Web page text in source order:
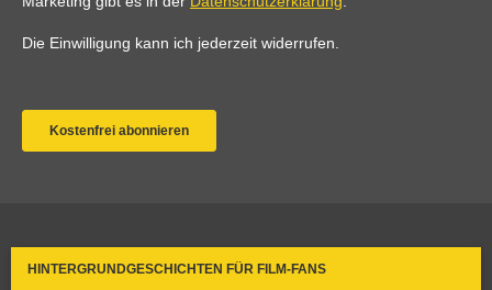
HINTERGRUNDGESCHICHTEN FÜR FILM-FANS